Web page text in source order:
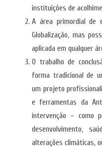
instituições de
A área primordial de
Globalização, mas
aplicada em qualquer
O trabalho de
forma tradicional de
um projeto
e ferramentas da
intervenção – como
desenvolvimento,
alterações climáticas,